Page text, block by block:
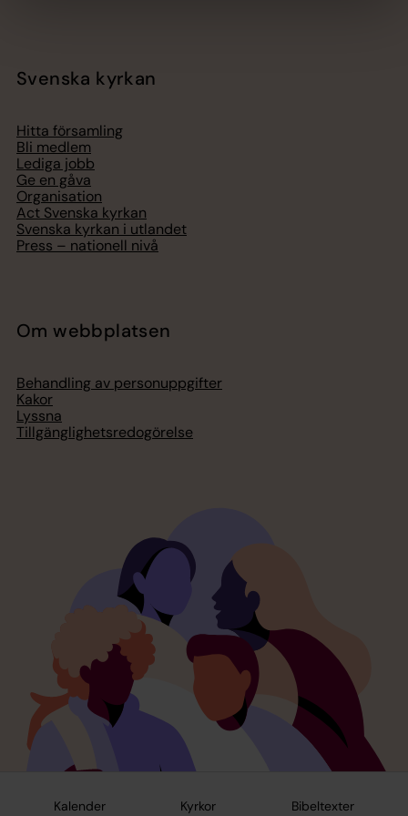
Kalender Kyrkor Bibeltexter
Svenska kyrkan
Hitta församling
Bli medlem
Lediga jobb
Ge en gåva
Organisation
Act Svenska kyrkan
Svenska kyrkan i utlandet
Press – nationell nivå
Om webbplatsen
Behandling av personuppgifter
Kakor
Lyssna
Tillgänglighetsredogörelse